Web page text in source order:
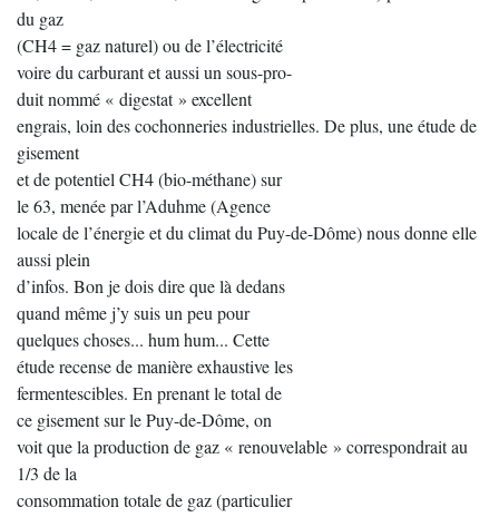
du gaz
(CH4 = gaz naturel) ou de l’électricité
voire du carburant et aussi un sous-pro-
duit nommé « digestat » excellent
engrais, loin des cochonneries industrielles. De plus, une étude de
gisement
et de potentiel CH4 (bio-méthane) sur
le 63, menée par l’Aduhme (Agence
locale de l’énergie et du climat du Puy-de-Dôme) nous donne elle
aussi plein
d’infos. Bon je dois dire que là dedans
quand même j’y suis un peu pour
quelques choses... hum hum... Cette
étude recense de manière exhaustive les
fermentescibles. En prenant le total de
ce gisement sur le Puy-de-Dôme, on
voit que la production de gaz « renouvelable » correspondrait au
1/3 de la
consommation totale de gaz (particulier